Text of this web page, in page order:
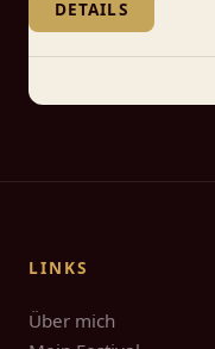
DETAILS
LINKS
Über mich